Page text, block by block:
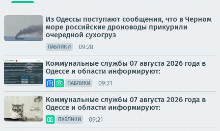
Из Одессы поступают сообщения, что в Черном
море российские дроноводы прикурили
очередной сухогруз
ПАБЛИКИ 09:28
Коммунальные службы 07 августа 2026 года в
Одессе и области информируют:
ПАБЛИКИ 09:21
Коммунальные службы 07 августа 2026 года в
Одессе и области информируют:
ПАБЛИКИ 09:21